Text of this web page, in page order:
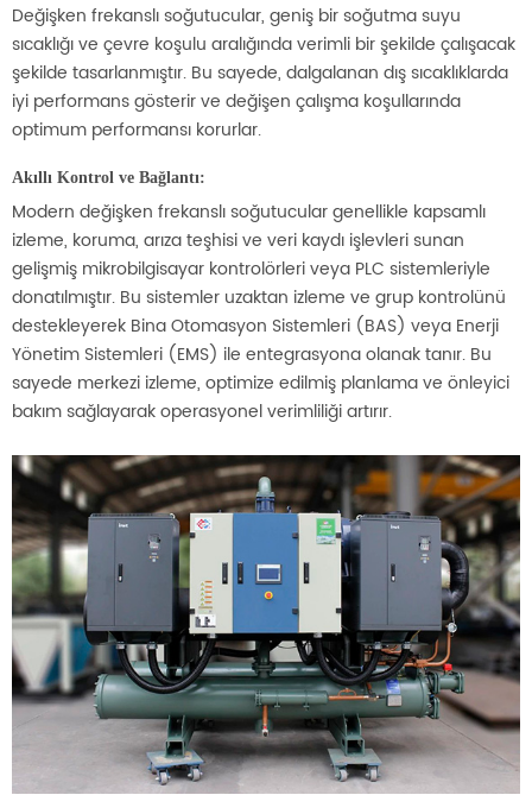
Değişken frekanslı soğutucular, geniş bir soğutma suyu
sıcaklığı ve çevre koşulu aralığında verimli bir şekilde çalışacak
şekilde tasarlanmıştır. Bu sayede, dalgalanan dış sıcaklıklarda
iyi performans gösterir ve değişen çalışma koşullarında
optimum performansı korurlar.
Akıllı Kontrol ve Bağlantı:
Modern değişken frekanslı soğutucular genellikle kapsamlı
izleme, koruma, arıza teşhisi ve veri kaydı işlevleri sunan
gelişmiş mikrobilgisayar kontrolörleri veya PLC sistemleriyle
donatılmıştır. Bu sistemler uzaktan izleme ve grup kontrolünü
destekleyerek Bina Otomasyon Sistemleri (BAS) veya Enerji
Yönetim Sistemleri (EMS) ile entegrasyona olanak tanır. Bu
sayede merkezi izleme, optimize edilmiş planlama ve önleyici
bakım sağlayarak operasyonel verimliliği artırır.